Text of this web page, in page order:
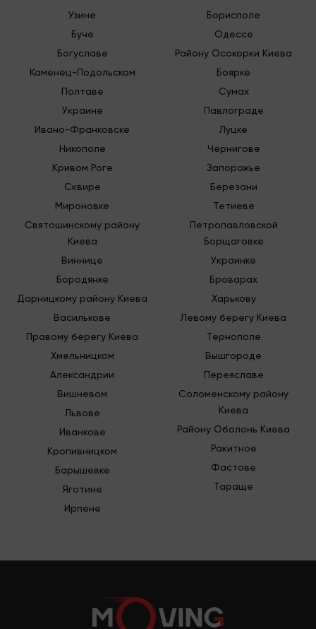
Узине
Буче
Богуславе
Каменец-Подольском
Полтаве
Украине
Ивано-Франковске
Никополе
Кривом Роге
Сквире
Мироновке
Святошинскому району
Киева
Виннице
Бородянке
Дарницкому району Киева
Василькове
Правому берегу Киева
Хмельницком
Александрии
Вишневом
Львове
Иванкове
Кропивницком
Барышевке
Яготине
Ирпене
Борисполе
Одессе
Району Осокорки Киева
Боярке
Сумах
Павлограде
Луцке
Чернигове
Запорожье
Березани
Тетиеве
Петропавловской
Борщаговке
Украинке
Броварах
Харькову
Левому берегу Киева
Тернополе
Вышгороде
Переяславе
Соломенскому району
Киева
Району Оболонь Киева
Ракитное
Фастове
Тараще